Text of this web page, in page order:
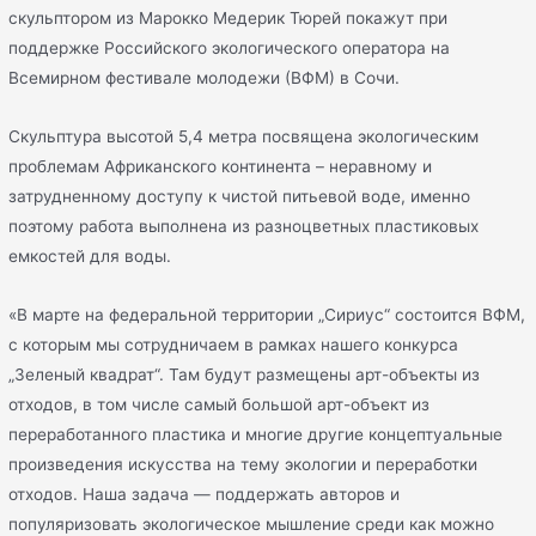
скульптором из Марокко Медерик Тюрей покажут при
поддержке Российского экологического оператора на
Всемирном фестивале молодежи (ВФМ) в Сочи.
Скульптура высотой 5,4 метра посвящена экологическим
проблемам Африканского континента – неравному и
затрудненному доступу к чистой питьевой воде, именно
поэтому работа выполнена из разноцветных пластиковых
емкостей для воды.
«В марте на федеральной территории „Сириус“ состоится ВФМ,
с которым мы сотрудничаем в рамках нашего конкурса
„Зеленый квадрат“. Там будут размещены арт-объекты из
отходов, в том числе самый большой арт-объект из
переработанного пластика и многие другие концептуальные
произведения искусства на тему экологии и переработки
отходов. Наша задача — поддержать авторов и
популяризовать экологическое мышление среди как можно